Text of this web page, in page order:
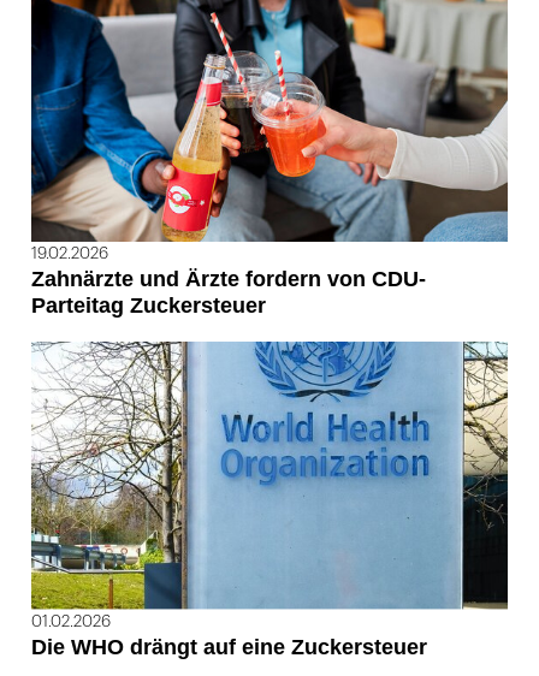
19.02.2026
Zahnärzte und Ärzte fordern von CDU-
Parteitag Zuckersteuer
01.02.2026
Die WHO drängt auf eine Zuckersteuer